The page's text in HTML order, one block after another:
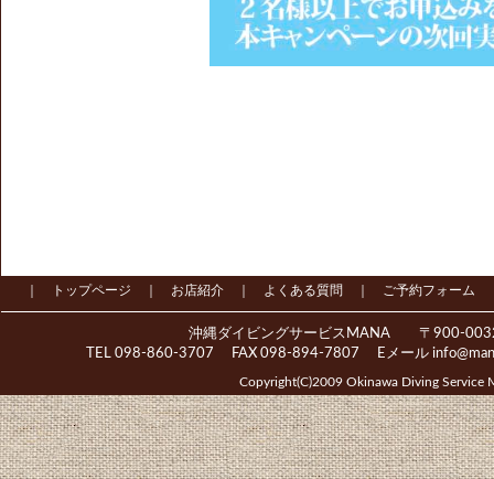
----------------------------------------
【2022/12/29】
2023年新春２大キャンペーン情報！
期間：2022年7月1日～9月30日
●８月ライセンス取得キャンペーン
----------------------------------------
【2022/1/1】
2022年新春２大キャンペーン情報！
詳細はキャンペーン情報をクリック！
トップページ お店紹介｜ よくある質問 ご予約フォーム
沖縄ダイビングサービスMANA 〒900-
TEL 098-860-3707 FAX 098-894-7807 Eメール
Copyright(C)2009 Okinawa Diving Service